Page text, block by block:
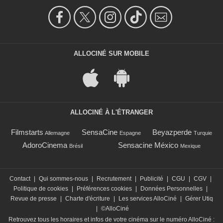
ALLOCINÉ SUR MOBILE
ALLOCINÉ À L'ÉTRANGER
Filmstarts Allemagne SensaCine Espagne Beyazperde Turquie
AdoroCinema Brésil Sensacine México Mexique
Contact Qui sommes-nous Recrutement Publicité CGU CGV
Politique de cookies
Préférences cookies Données Personnelles
Revue de presse
Charte d'écriture Les services AlloCiné
Gérer Utiq
©AlloCiné
Retrouvez tous les horaires et infos de votre cinéma sur le numéro AlloCiné :